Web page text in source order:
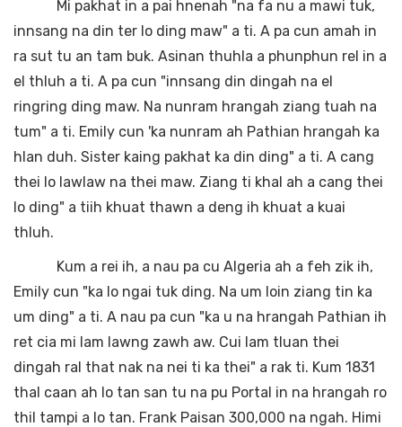
Mi pakhat in a pai hnenah "na fa nu a mawi tuk,
innsang na din ter lo ding maw" a ti. A pa cun amah in
ra sut tu an tam buk. Asinan thuhla a phunphun rel in a
el thluh a ti. A pa cun "innsang din dingah na el
ringring ding maw. Na nunram hrangah ziang tuah na
tum" a ti. Emily cun 'ka nunram ah Pathian hrangah ka
hlan duh. Sister kaing pakhat ka din ding" a ti. A cang
thei lo lawlaw na thei maw. Ziang ti khal ah a cang thei
lo ding" a tiih khuat thawn a deng ih khuat a kuai
thluh.
Kum a rei ih, a nau pa cu Algeria ah a feh zik ih,
Emily cun "ka lo ngai tuk ding. Na um loin ziang tin ka
um ding" a ti. A nau pa cun "ka u na hrangah Pathian ih
ret cia mi lam lawng zawh aw. Cui lam tluan thei
dingah ral that nak na nei ti ka thei" a rak ti. Kum 1831
thal caan ah lo tan san tu na pu Portal in na hrangah ro
thil tampi a lo tan. Frank Paisan 300,000 na ngah. Himi